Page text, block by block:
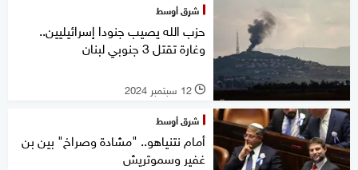
شرق أوسط
حزب الله يصيب جنودا إسرائيليين..
وغارة تقتل 3 جنوبي لبنان
l 12 سبتمبر 2024
شرق أوسط
أمام نتنياهو.. "مشادة وصراخ" بين بن
غفير وسموتريش